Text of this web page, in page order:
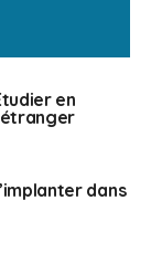
en
dans